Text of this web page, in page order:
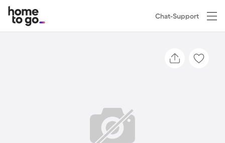
Chat-Support